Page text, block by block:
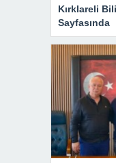
Kırklareli
Sayfasında